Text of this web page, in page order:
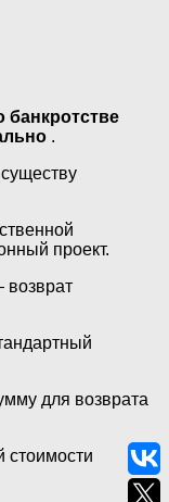
.
проект.
возврат
для возврата
стоимости